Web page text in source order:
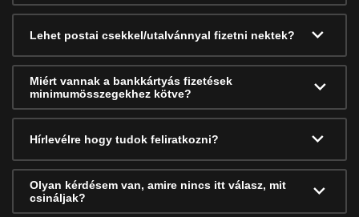
Lehet postai csekkel/utalvánnyal fizetni nektek?
Miért vannak a bankkártyás fizetések
minimumösszegekhez kötve?
Hírlevélre hogy tudok feliratkozni?
Olyan kérdésem van, amire nincs itt válasz, mit
csináljak?